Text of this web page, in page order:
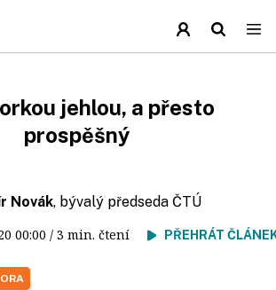
jehlou, a přesto
prospěšný
Novák, bývalý předseda ČTÚ
00:00 / 3 min. čtení PŘEHRÁT